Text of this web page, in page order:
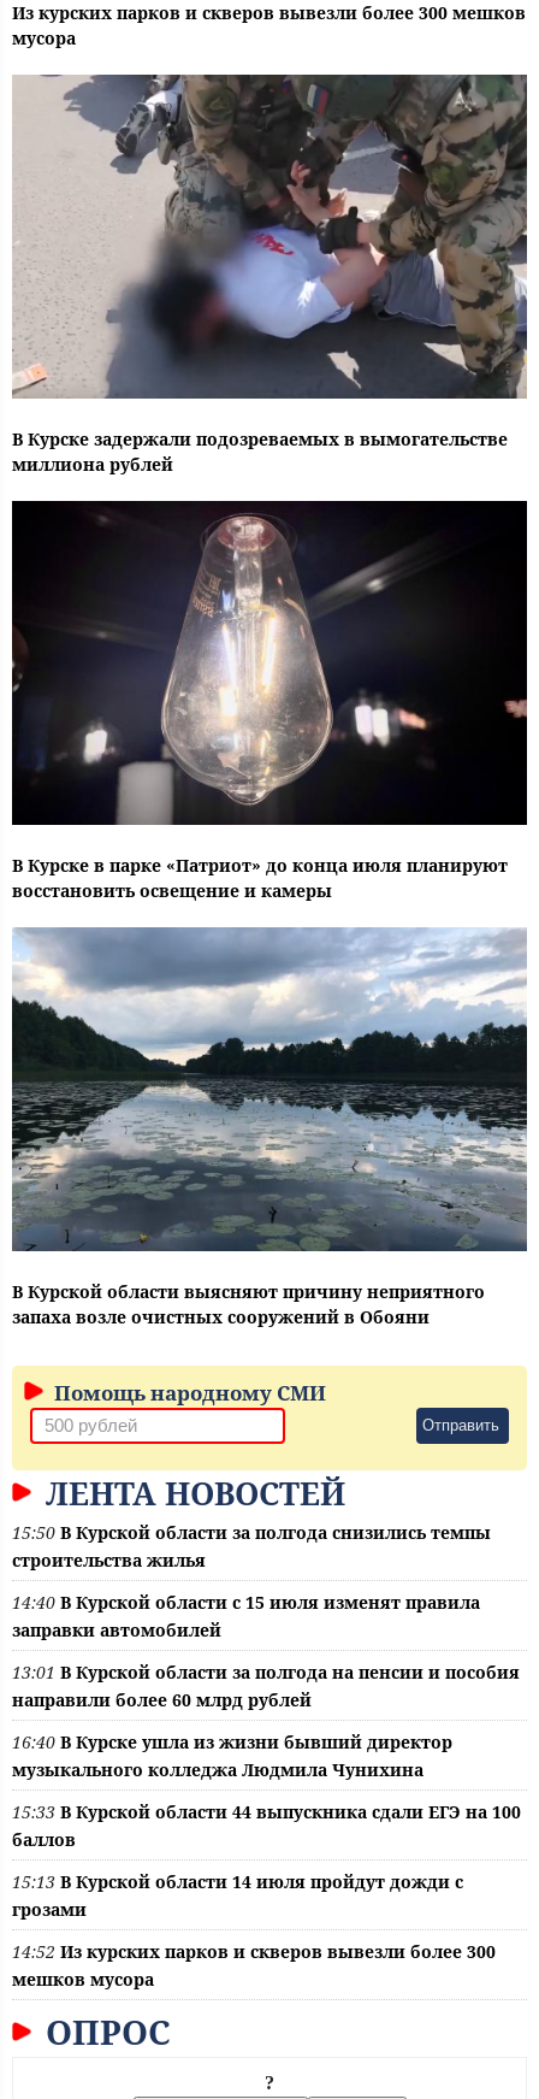
Из курских парков и скверов вывезли более 300 мешков
мусора
В Курске задержали подозреваемых в вымогательстве
миллиона рублей
В Курске в парке «Патриот» до конца июля планируют
восстановить освещение и камеры
В Курской области выясняют причину неприятного
запаха возле очистных сооружений в Обояни
Помощь народному СМИ
Отправить
ЛЕНТА НОВОСТЕЙ
15:50 В Курской области за полгода снизились темпы
строительства жилья
14:40 В Курской области с 15 июля изменят правила
заправки автомобилей
13:01 В Курской области за полгода на пенсии и пособия
направили более 60 млрд рублей
16:40 В Курске ушла из жизни бывший директор
музыкального колледжа Людмила Чунихина
15:33 В Курской области 44 выпускника сдали ЕГЭ на 100
баллов
15:13 В Курской области 14 июля пройдут дожди с
грозами
14:52 Из курских парков и скверов вывезли более 300
мешков мусора
ОПРОС
?